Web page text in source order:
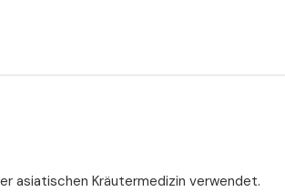
asiatischen Kräutermedizin verwendet.